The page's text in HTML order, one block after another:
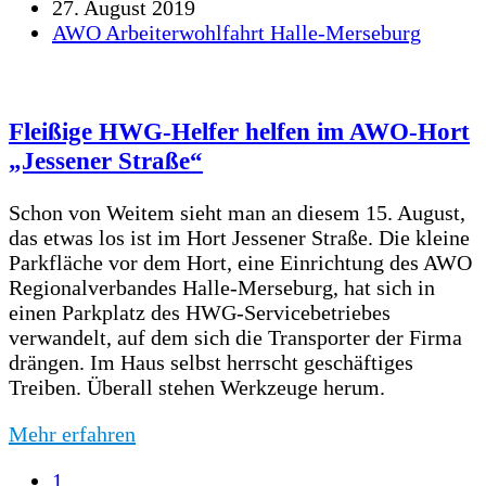
27. August 2019
AWO Arbeiterwohlfahrt Halle-Merseburg
Fleißige HWG-Helfer helfen im AWO-Hort
„Jessener Straße“
Schon von Weitem sieht man an diesem 15. August,
das etwas los ist im Hort Jessener Straße. Die kleine
Parkfläche vor dem Hort, eine Einrichtung des AWO
Regionalverbandes Halle-Merseburg, hat sich in
einen Parkplatz des HWG-Servicebetriebes
verwandelt, auf dem sich die Transporter der Firma
drängen. Im Haus selbst herrscht geschäftiges
Treiben. Überall stehen Werkzeuge herum.
Mehr erfahren
Page
1